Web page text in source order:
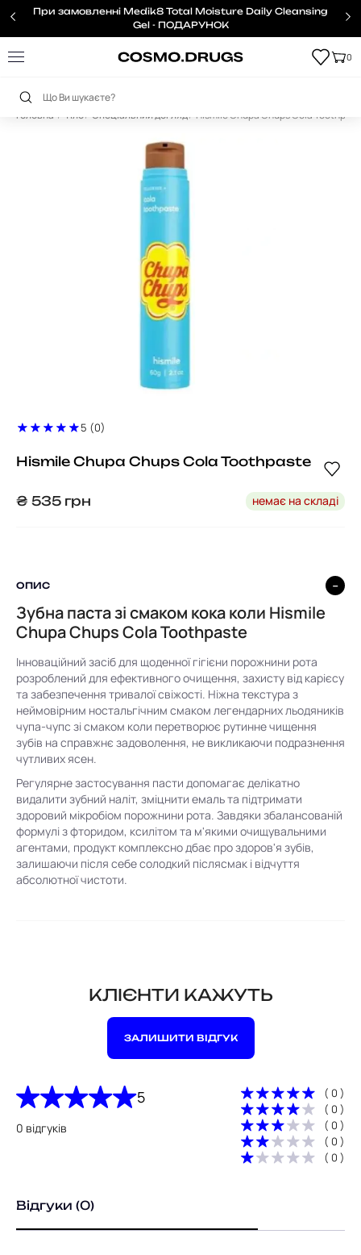
При замовленні Medik8 Total Moisture Daily Cleansing
Gel - ПОДАРУНОК
0
Головна Тіло Спеціальний догляд Hismile Chupa Chups Cola
5 (0)
Hismile Chupa Chups Cola Toothpaste
₴ 535 грн немає на складі
ОПИС
Зубна паста зі смаком кока коли Hismile
Chupa Chups Cola Toothpaste
Інноваційний засіб для щоденної гігієни порожнини рота
розроблений для ефективного очищення, захисту від карієсу
та забезпечення тривалої свіжості. Ніжна текстура з
неймовірним ностальгічним смаком легендарних льодяників
чупа-чупс зі смаком коли перетворює рутинне чищення
зубів на справжнє задоволення, не викликаючи подразнення
чутливих ясен.
Регулярне застосування пасти допомагає делікатно
видалити зубний наліт, зміцнити емаль та підтримати
здоровий мікробіом порожнини рота. Завдяки збалансованій
формулі з фторидом, ксилітом та м'якими очищувальними
агентами, продукт комплексно дбає про здоров'я зубів,
залишаючи після себе солодкий післясмак і відчуття
абсолютної чистоти.
КЛІЄНТИ КАЖУТЬ
ЗАЛИШИТИ ВІДГУК
5
0 відгуків
( 0 )
( 0 )
( 0 )
( 0 )
( 0 )
Відгуки (0)